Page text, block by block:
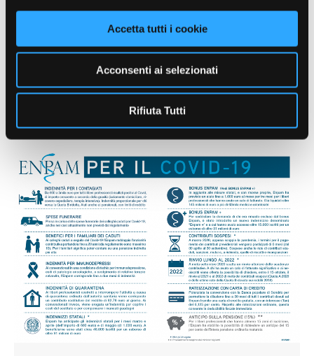
Accetta tutti i cookie
Acconsenti ai selezionati
Rifiuta Tutti